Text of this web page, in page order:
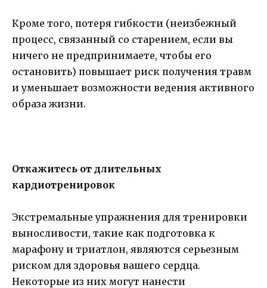
Кроме того, потеря гибкости (неизбежный
процесс, связанный со старением, если вы
ничего не предпринимаете, чтобы его
остановить) повышает риск получения травм
и уменьшает возможности ведения активного
образа жизни.
Откажитесь от длительных
кардиотренировок
Экстремальные упражнения для тренировки
выносливости, такие как подготовка к
марафону и триатлон, являются серьезным
риском для здоровья вашего сердца.
Некоторые из них могут нанести